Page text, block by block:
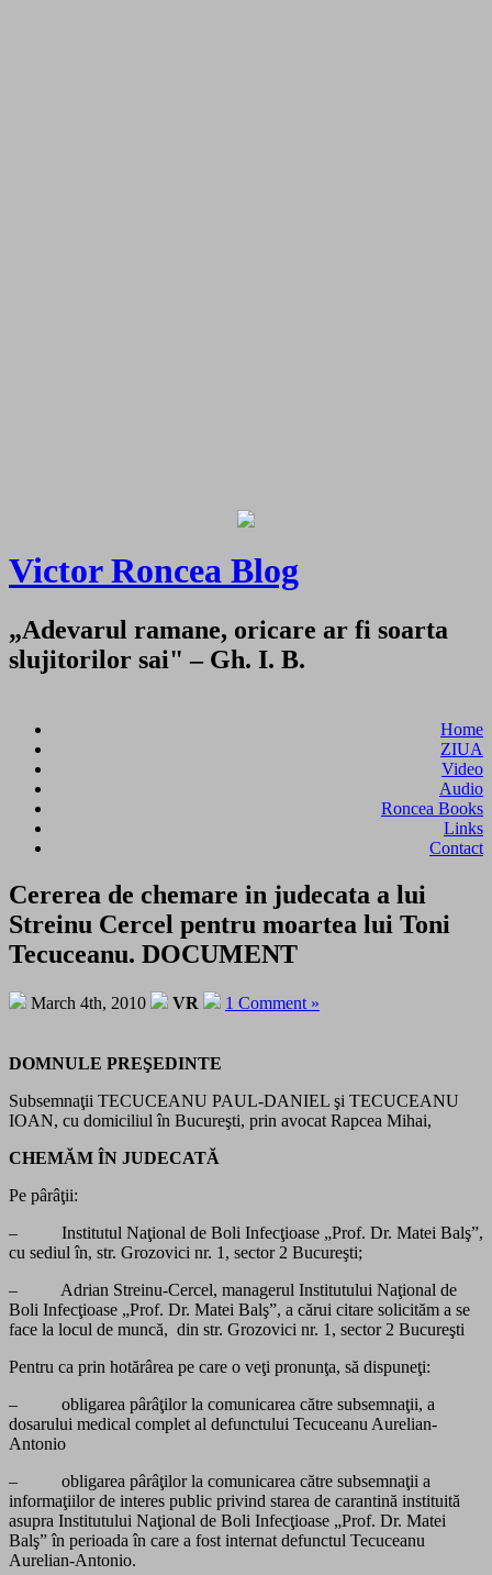
Victor Roncea Blog
„Adevarul ramane, oricare ar fi soarta
slujitorilor sai" – Gh. I. B.
Home
ZIUA
Video
Audio
Roncea Books
Links
Contact
Cererea de chemare in judecata a lui
Streinu Cercel pentru moartea lui Toni
Tecuceanu. DOCUMENT
March 4th, 2010 VR 1 Comment »
DOMNULE PREŞEDINTE
Subsemnaţii TECUCEANU PAUL-DANIEL şi TECUCEANU
IOAN, cu domiciliul în Bucureşti, prin avocat Rapcea Mihai,
CHEMĂM ÎN JUDECATĂ
Pe pârâţii:
– Institutul Naţional de Boli Infecţioase „Prof. Dr. Matei Balş”,
cu sediul în, str. Grozovici nr. 1, sector 2 Bucureşti;
– Adrian Streinu-Cercel, managerul Institutului Naţional de
Boli Infecţioase „Prof. Dr. Matei Balş”, a cărui citare solicităm a se
face la locul de muncă, din str. Grozovici nr. 1, sector 2 Bucureşti
Pentru ca prin hotărârea pe care o veţi pronunţa, să dispuneţi:
– obligarea pârâţilor la comunicarea către subsemnaţii, a
dosarului medical complet al defunctului Tecuceanu Aurelian-
Antonio
– obligarea pârâţilor la comunicarea către subsemnaţii a
informaţiilor de interes public privind starea de carantină instituită
asupra Institutului Naţional de Boli Infecţioase „Prof. Dr. Matei
Balş” în perioada în care a fost internat defunctul Tecuceanu
Aurelian-Antonio.